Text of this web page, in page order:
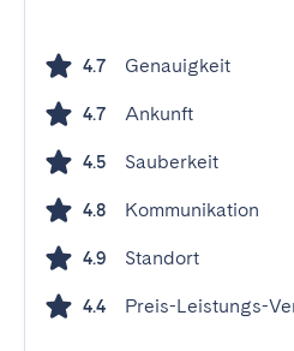
4.7 Genauigkeit
4.7 Ankunft
4.5 Sauberkeit
4.8 Kommunikation
4.9 Standort
4.4 Preis-Leistungs-